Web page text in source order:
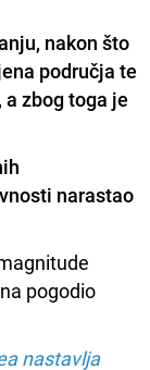
nakon što
područja te
zbog toga je
narastao
pogodio
nastavlja